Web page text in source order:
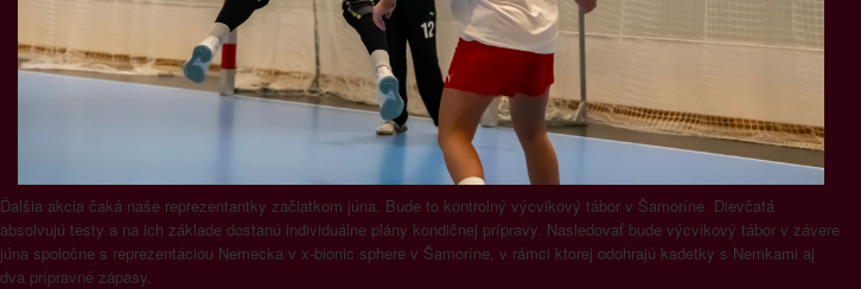
Ďalšia akcia čaká naše reprezentantky začiatkom júna. Bude to kontrolný výcvikový tábor v Šamoríne. Dievčatá
absolvujú testy a na ich základe dostanú individuálne plány kondičnej prípravy. Nasledovať bude výcvikový tábor v závere
júna spoločne s reprezentáciou Nemecka v x-bionic sphere v Šamoríne, v rámci ktorej odohrajú kadetky s Nemkami aj
dva prípravné zápasy.